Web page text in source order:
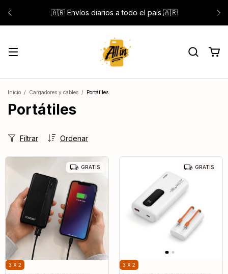
🇦🇷 Envíos diarios a todo el país 🇦🇷
Inicio / Cargadores y cables / Portátiles
Portátiles
Ordenar
Filtrar
GRATIS
3 X 2
GRATIS
3 X 2